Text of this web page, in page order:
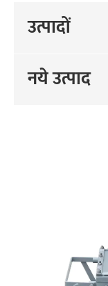
उत्पादों
नये उत्पाद